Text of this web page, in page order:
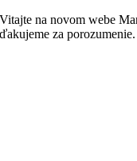
Skip
to
Vitajte na novom webe
ďakujeme za porozumenie.